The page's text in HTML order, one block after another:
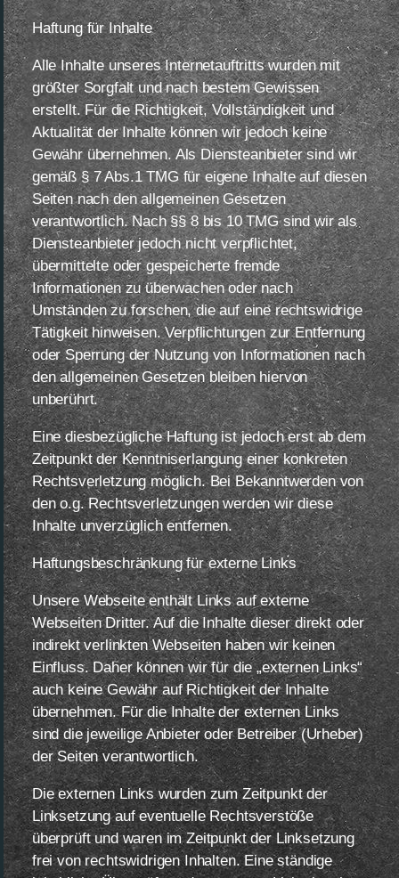
Haftung für Inhalte
Alle Inhalte unseres Internetauftritts wurden mit
größter Sorgfalt und nach bestem Gewissen
erstellt. Für die Richtigkeit, Vollständigkeit und
Aktualität der Inhalte können wir jedoch keine
Gewähr übernehmen. Als Diensteanbieter sind wir
gemäß § 7 Abs.1 TMG für eigene Inhalte auf diesen
Seiten nach den allgemeinen Gesetzen
verantwortlich. Nach §§ 8 bis 10 TMG sind wir als
Diensteanbieter jedoch nicht verpflichtet,
übermittelte oder gespeicherte fremde
Informationen zu überwachen oder nach
Umständen zu forschen, die auf eine rechtswidrige
Tätigkeit hinweisen. Verpflichtungen zur Entfernung
oder Sperrung der Nutzung von Informationen nach
den allgemeinen Gesetzen bleiben hiervon
unberührt.
Eine diesbezügliche Haftung ist jedoch erst ab dem
Zeitpunkt der Kenntniserlangung einer konkreten
Rechtsverletzung möglich. Bei Bekanntwerden von
den o.g. Rechtsverletzungen werden wir diese
Inhalte unverzüglich entfernen.
Haftungsbeschränkung für externe Links
Unsere Webseite enthält Links auf externe
Webseiten Dritter. Auf die Inhalte dieser direkt oder
indirekt verlinkten Webseiten haben wir keinen
Einfluss. Daher können wir für die „externen Links“
auch keine Gewähr auf Richtigkeit der Inhalte
übernehmen. Für die Inhalte der externen Links
sind die jeweilige Anbieter oder Betreiber (Urheber)
der Seiten verantwortlich.
Die externen Links wurden zum Zeitpunkt der
Linksetzung auf eventuelle Rechtsverstöße
überprüft und waren im Zeitpunkt der Linksetzung
frei von rechtswidrigen Inhalten. Eine ständige